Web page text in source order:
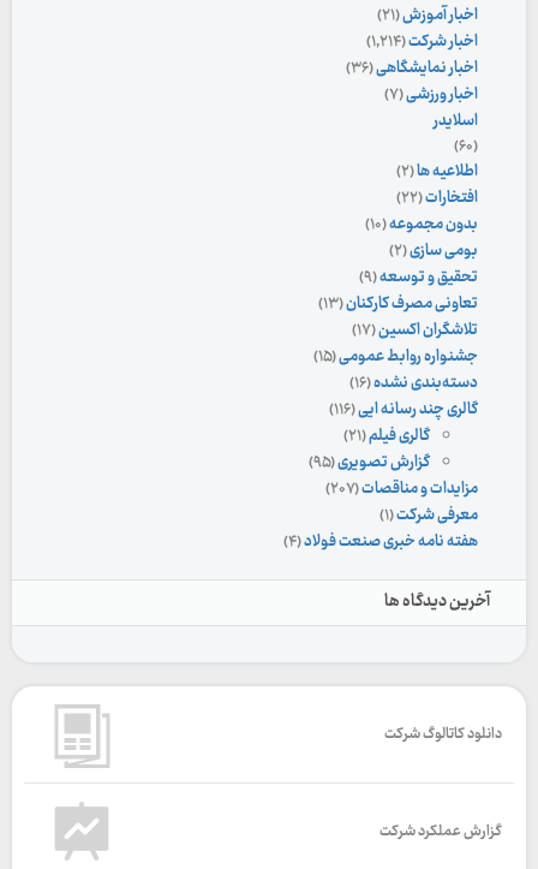
اخبار آموزش(۲۱)
اخبار شرکت(۱,۲۱۴)
اخبار نمایشگاهی(۳۶)
اخبار ورزشی(۷)
اسلایدر
(۶۰)
اطلاعیه ها(۲)
افتخارات(۲۲)
بدون مجموعه(۱۰)
بومی سازی(۲)
تحقیق و توسعه(۹)
تعاونی مصرف کارکنان(۱۳)
تلاشگران اکسین(۱۷)
جشنواره روابط عمومی(۱۵)
دسته‌بندی نشده(۱۶)
گالری چند رسانه ایی(۱۱۶)
گالری فیلم(۲۱)
گزارش تصویری(۹۵)
مزایدات و مناقصات(۲۰۷)
معرفی شرکت(۱)
هفته نامه خبری صنعت فولاد(۴)
آخرین دیدگاه ها
دانلود کاتالوگ شرکت
گزارش عملکرد شرکت